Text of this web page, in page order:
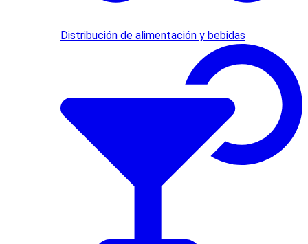
Distribución de alimentación y bebidas